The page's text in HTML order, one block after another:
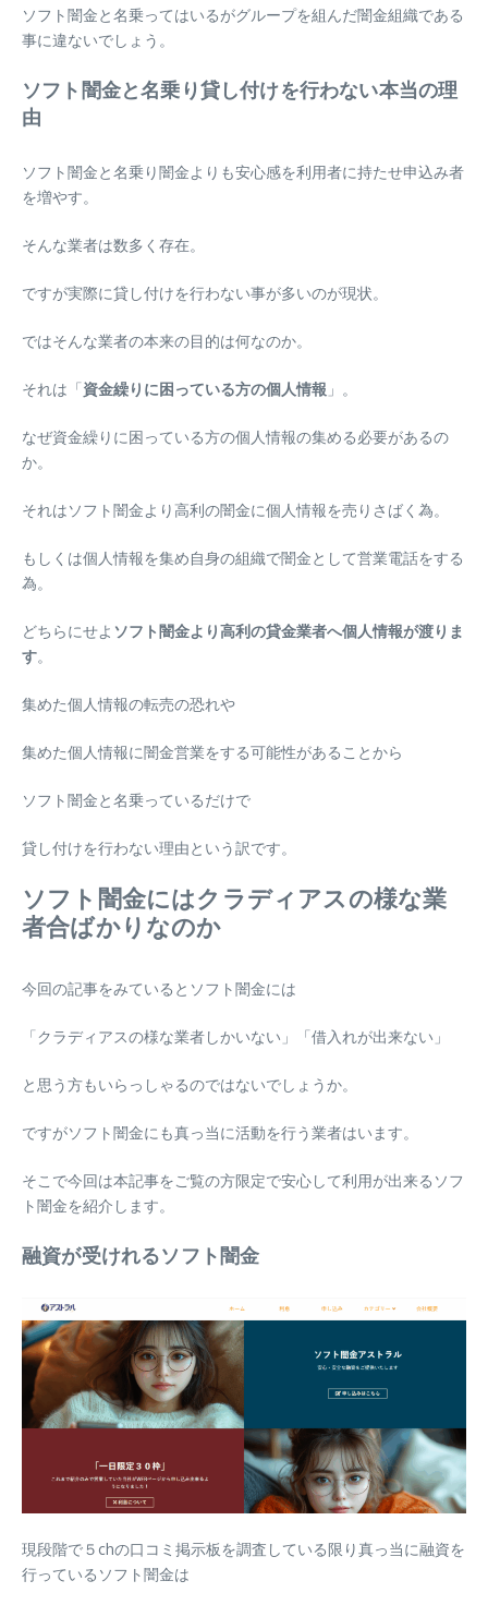
ソフト闇金と名乗ってはいるがグループを組んだ闇金組織である
事に違ないでしょう。
ソフト闇金と名乗り貸し付けを行わない本当の理
由
ソフト闇金と名乗り闇金よりも安心感を利用者に持たせ申込み者
を増やす。
そんな業者は数多く存在。
ですが実際に貸し付けを行わない事が多いのが現状。
ではそんな業者の本来の目的は何なのか。
それは「資金繰りに困っている方の個人情報 」。
なぜ資金繰りに困っている方の個人情報の集める必要があるの
か。
それはソフト闇金より高利の闇金に個人情報を売りさばく為。
もしくは個人情報を集め自身の組織で闇金として営業電話をする
為。
どちらにせよ ソフト闇金より高利の貸金業者へ個人情報が渡りま
す。
集めた個人情報の転売の恐れや
集めた個人情報に闇金営業をする可能性があることから
ソフト闇金と名乗っているだけで
貸し付けを行わない理由という訳です。
ソフト闇金にはクラディアスの様な業
者合ばかりなのか
今回の記事をみているとソフト闇金には
「クラディアスの様な業者しかいない」「借入れが出来ない」
と思う方もいらっしゃるのではないでしょうか。
ですがソフト闇金にも真っ当に活動を行う業者はいます。
そこで今回は本記事をご覧の方限定で安心して利用が出来るソフ
ト闇金を紹介します。
融資が受けれるソフト闇金
現段階で５chの口コミ掲示板を調査している限り真っ当に融資を
行っているソフト闇金は